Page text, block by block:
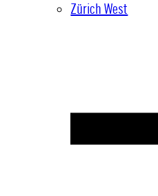
Zürich West